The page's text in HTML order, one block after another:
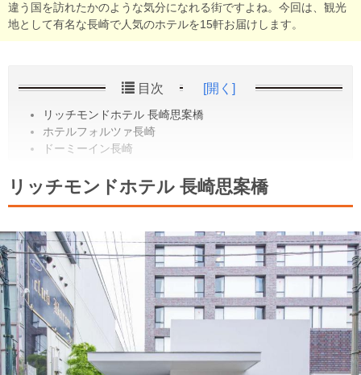
違う国を訪れたかのような気分になれる街ですよね。今回は、観光
地として有名な長崎で人気のホテルを15軒お届けします。
目次 [開く]
リッチモンドホテル 長崎思案橋
ホテルフォルツァ長崎
ドーミーイン長崎
リッチモンドホテル 長崎思案橋